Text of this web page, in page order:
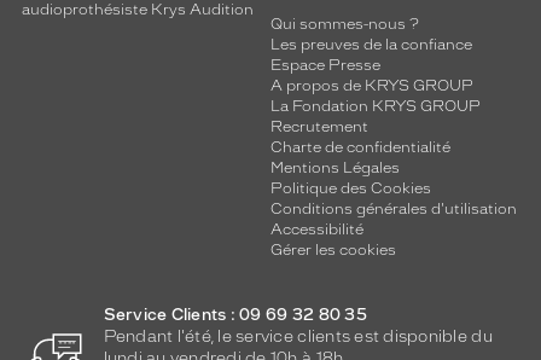
audioprothésiste Krys Audition
Qui sommes-nous ?
Les preuves de la confiance
Espace Presse
A propos de KRYS GROUP
La Fondation KRYS GROUP
Recrutement
Charte de confidentialité
Mentions Légales
Politique des Cookies
Conditions générales d'utilisation
Accessibilité
Gérer les cookies
Service Clients : 09 69 32 80 35
Pendant l'été, le service clients est disponible du